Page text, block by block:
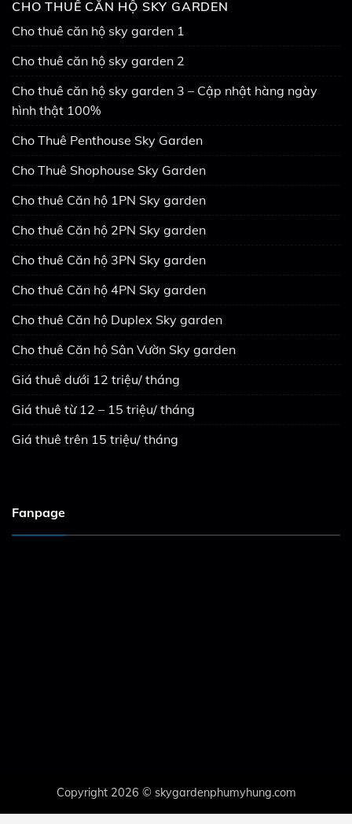
CHO THUÊ CĂN HỘ SKY GARDEN
Cho thuê căn hộ sky garden 1
Cho thuê căn hộ sky garden 2
Cho thuê căn hộ sky garden 3 – Cập nhật hàng ngày
hình thật 100%
Cho Thuê Penthouse Sky Garden
Cho Thuê Shophouse Sky Garden
Cho thuê Căn hộ 1PN Sky garden
Cho thuê Căn hộ 2PN Sky garden
Cho thuê Căn hộ 3PN Sky garden
Cho thuê Căn hộ 4PN Sky garden
Cho thuê Căn hộ Duplex Sky garden
Cho thuê Căn hộ Sân Vườn Sky garden
Giá thuê dưới 12 triệu/ tháng
Giá thuê từ 12 – 15 triệu/ tháng
Giá thuê trên 15 triệu/ tháng
Fanpage
Copyright 2026 © skygardenphumyhung.com